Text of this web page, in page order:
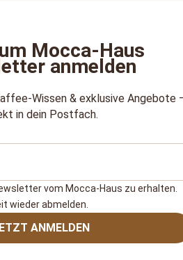
Mocca‑Haus
anmelden
& exklusive Angebote
in dein Postfach.
vom Mocca‑Haus zu erhalten.
wieder abmelden.
ANMELDEN